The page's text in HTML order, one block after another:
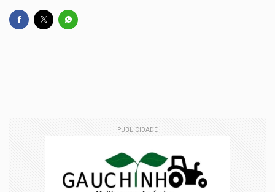
PUBLICIDADE